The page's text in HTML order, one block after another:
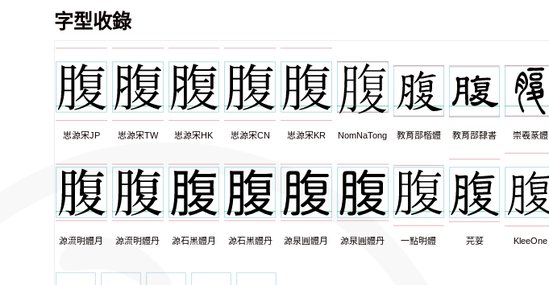
字型收錄
思源宋JP 思源宋TW 思源宋HK 思源宋CN 思源宋KR NomNaTong 教育部楷體 教育部隸書 崇羲篆體
源流明體月 源流明體丹 源石黑體月 源石黑體丹 源泉圓體月 源泉圓體丹 一點明體 芫荽 KleeOne